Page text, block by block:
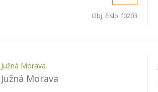
Obj. čislo: f0203
Južná Morava
Južná Morava